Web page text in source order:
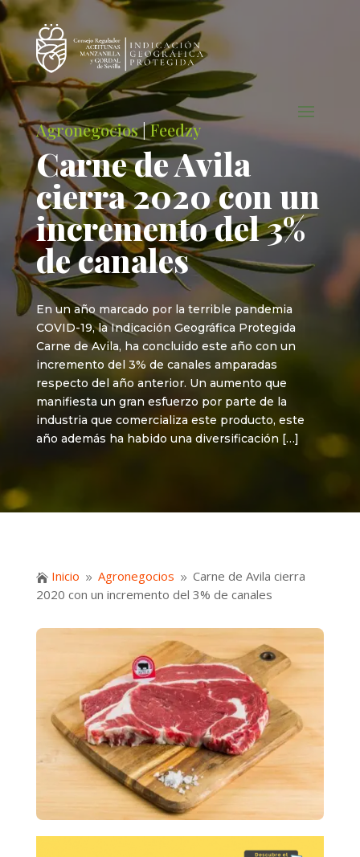
Agronegocios|Feedzy
Carne de Avila
cierra 2020 con un
incremento del 3%
de canales
En un año marcado por la terrible pandemia
COVID-19, la Indicación Geográfica Protegida
Carne de Avila, ha concluido este año con un
incremento del 3% de canales amparadas
respecto del año anterior. Un aumento que
manifiesta un gran esfuerzo por parte de la
industria que comercializa este producto, este
año además ha habido una diversificación […]
 Inicio 9 Agronegocios 9 Carne de Avila cierra
2020 con un incremento del 3% de canales